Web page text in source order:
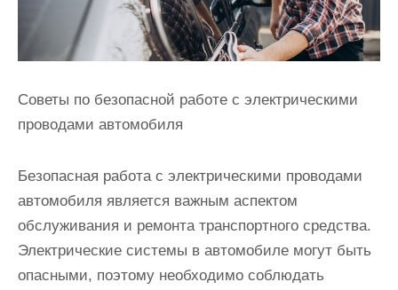
Советы по безопасной работе с электрическими
проводами автомобиля
Безопасная работа с электрическими проводами
автомобиля является важным аспектом
обслуживания и ремонта транспортного средства.
Электрические системы в автомобиле могут быть
опасными, поэтому необходимо соблюдать